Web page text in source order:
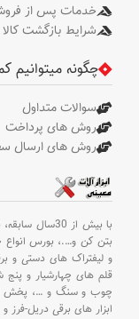
خدمات پس از
شرایط بازگشت کالا
چگونه میتوانیم
سوالات متداول
روش های پرداخت
روش های ارسال
با بیش از 30سال سابقه،
بتن کن و….، بورس
و لیفتراک های دستی و
قلم های چهارشیار و پنج
چوب و سنگ و …، پخش
ابزار های برقی دریل-فرز و